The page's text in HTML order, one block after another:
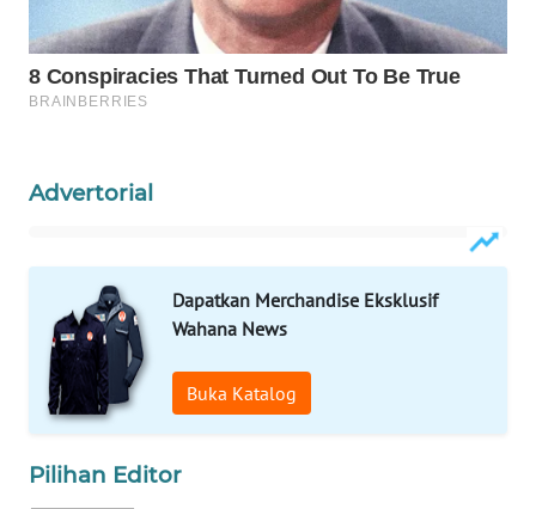
Advertorial
Dapatkan Merchandise Eksklusif
Wahana News
Buka Katalog
Pilihan Editor
WAHANA
KONSUMEN
WAHANA
TV
WAHANANEWS
ID
WAHANANEWS